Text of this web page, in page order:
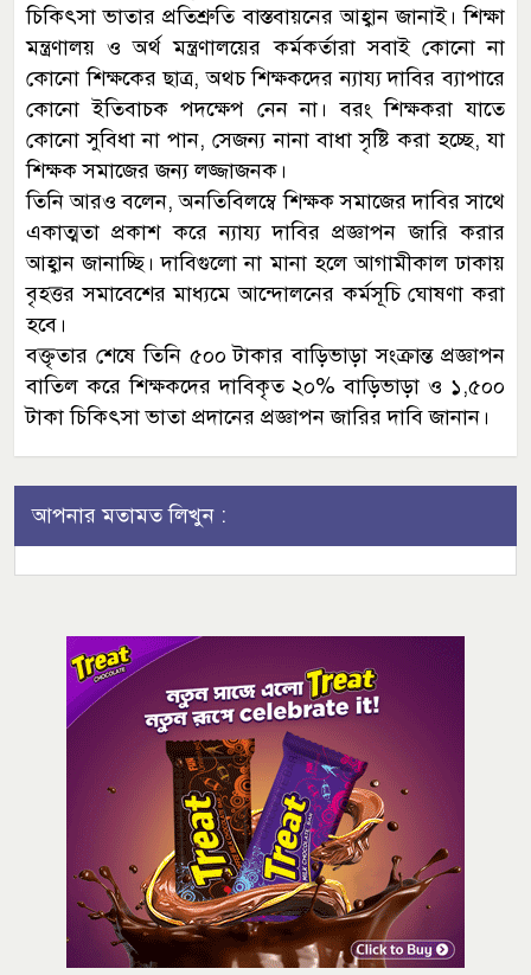
চিকিৎসা ভাতার প্রতিশ্রুতি বাস্তবায়নের আহ্বান জানাই। শিক্ষা
মন্ত্রণালয় ও অর্থ মন্ত্রণালয়ের কর্মকর্তারা সবাই কোনো না
কোনো শিক্ষকের ছাত্র, অথচ শিক্ষকদের ন্যায্য দাবির ব্যাপারে
কোনো ইতিবাচক পদক্ষেপ নেন না। বরং শিক্ষকরা যাতে
কোনো সুবিধা না পান, সেজন্য নানা বাধা সৃষ্টি করা হচ্ছে, যা
শিক্ষক সমাজের জন্য লজ্জাজনক।
তিনি আরও বলেন, অনতিবিলম্বে শিক্ষক সমাজের দাবির সাথে
একাত্মতা প্রকাশ করে ন্যায্য দাবির প্রজ্ঞাপন জারি করার
আহ্বান জানাচ্ছি। দাবিগুলো না মানা হলে আগামীকাল ঢাকায়
বৃহত্তর সমাবেশের মাধ্যমে আন্দোলনের কর্মসূচি ঘোষণা করা
হবে।
বক্তৃতার শেষে তিনি ৫০০ টাকার বাড়িভাড়া সংক্রান্ত প্রজ্ঞাপন
বাতিল করে শিক্ষকদের দাবিকৃত ২০% বাড়িভাড়া ও ১,৫০০
টাকা চিকিৎসা ভাতা প্রদানের প্রজ্ঞাপন জারির দাবি জানান।
আপনার মতামত লিখুন :